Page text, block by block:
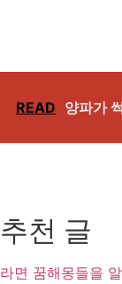
READ 양파가
추천 글
라면 꿈해몽들을